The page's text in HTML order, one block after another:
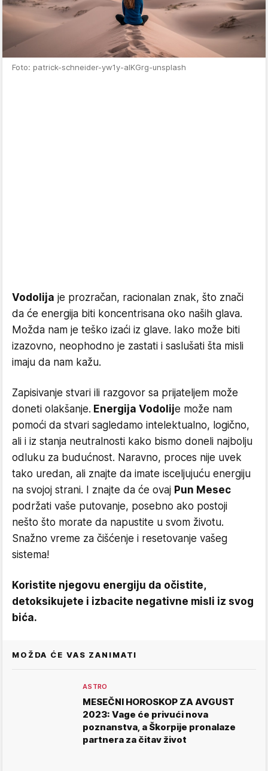
Foto: patrick-schneider-yw1y-alKGrg-unsplash
Vodolija je prozračan, racionalan znak, što znači
da će energija biti koncentrisana oko naših glava.
Možda nam je teško izaći iz glave. Iako može biti
izazovno, neophodno je zastati i saslušati šta misli
imaju da nam kažu.
Zapisivanje stvari ili razgovor sa prijateljem može
doneti olakšanje. Energija Vodolije može nam
pomoći da stvari sagledamo intelektualno, logično,
ali i iz stanja neutralnosti kako bismo doneli najbolju
odluku za budućnost. Naravno, proces nije uvek
tako uredan, ali znajte da imate isceljujuću energiju
na svojoj strani. I znajte da će ovaj Pun Mesec
podržati vaše putovanje, posebno ako postoji
nešto što morate da napustite u svom životu.
Snažno vreme za čišćenje i resetovanje vašeg
sistema!
Koristite njegovu energiju da očistite,
detoksikujete i izbacite negativne misli iz svog
bića.
MOŽDA ĆE VAS ZANIMATI
ASTRO
MESEČNI HOROSKOP ZA AVGUST
2023: Vage će privući nova
poznanstva, a Škorpije pronalaze
partnera za čitav život